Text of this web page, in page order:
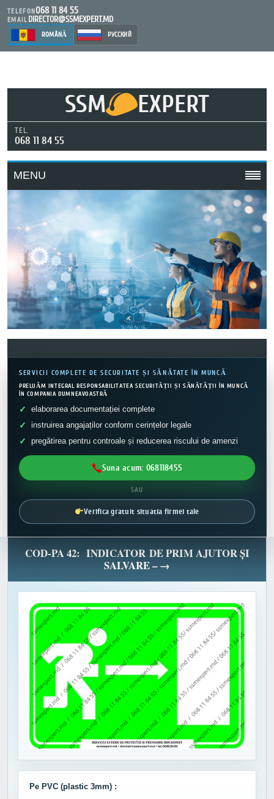
TELEFON068 11 84 55
EMAIL DIRECTOR@SSMEXPERT.MD
ROMÂNĂ РУССКИЙ
SSM EXPERT
TEL.
068 11 84 55
MENU
SERVICII COMPLETE DE SECURITATE ȘI SĂNĂTATE ÎN MUNCĂ
PRELUĂM INTEGRAL RESPONSABILITATEA SECURITĂȚII ȘI SĂNĂTĂȚII ÎN MUNCĂ
ÎN COMPANIA DUMNEAVOASTRĂ
elaborarea documentației complete
instruirea angajaților conform cerințelor legale
pregătirea pentru controale și reducerea riscului de amenzi
Suna acum: 068118455
SAU
Verifica gratuit situatia firmei tale
COD-PA 42: INDICATOR DE PRIM AJUTOR ȘI
SALVARE – →
Pe PVC (plastic 3mm) :